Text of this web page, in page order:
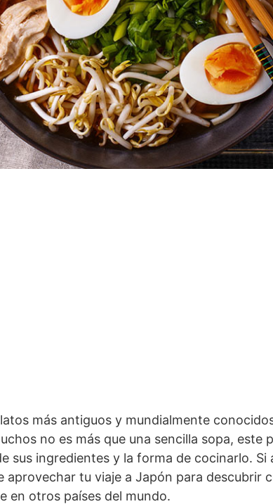
más antiguos y mundialmente
no es más que una sencilla sopa, este
sus ingredientes y la forma de cocinarlo.
aprovechar tu viaje a Japón para descubrir
en otros países del mundo.